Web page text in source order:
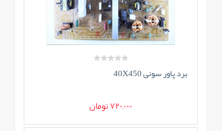
برد پاور سونی 40X450
720,000 تومان